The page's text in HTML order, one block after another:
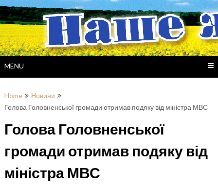
Skip
to
content
MENU
Home
Новини
Голова Головненської громади отримав подяку від міністра МВС
Голова Головненської
громади отримав подяку від
міністра МВС